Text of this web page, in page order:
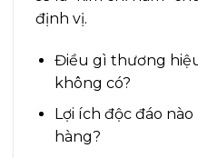
định vị.
Điều gì thương
không có?
Lợi ích độc đáo
hàng?